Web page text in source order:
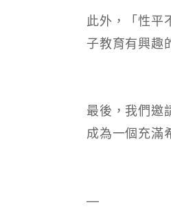
此外，「性平
子教育有興趣
最後，我們邀
成為一個充滿
—